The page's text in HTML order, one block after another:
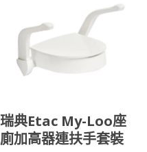
瑞典Etac My-Loo座
廁加高器連扶手套裝